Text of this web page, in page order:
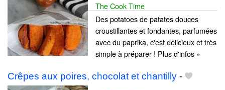
The Cook Time
Des potatoes de patates douces
croustillantes et fondantes, parfumées
avec du paprika, c'est délicieux et très
simple à préparer ! Plus d'infos »
Crêpes aux poires, chocolat et chantilly -